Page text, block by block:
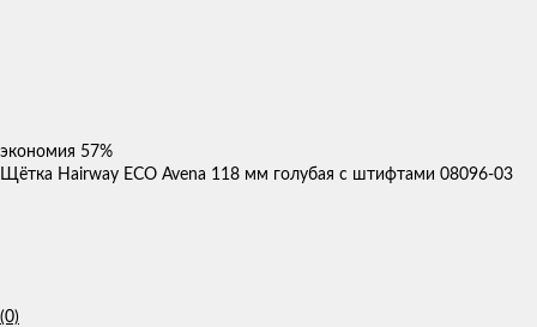
экономия 57%
Щётка Hairway ECO Avena 118 мм голубая с штифтами 08096-03
(0)